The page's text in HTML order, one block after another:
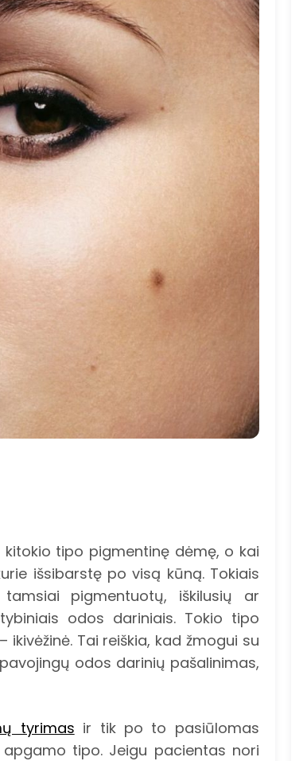
tipo pigmentinę dėmę, o kai
išsibarstę po visą kūną. Tokiais
pigmentuotų, iškilusių ar
odos dariniais. Tokio tipo
Tai reiškia, kad žmogui su
odos darinių pašalinimas,
tyrimas ir tik po to pasiūlomas
tipo. Jeigu pacientas nori